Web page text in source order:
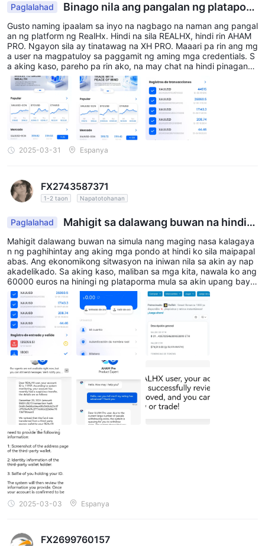
Paglalahad
Binago nila ang pangalan ng platapor
ma muli.
Gusto naming ipaalam sa inyo na nagbago na naman ang pangal
an ng platform ng RealHx. Hindi na sila REALHX, hindi rin AHAM
PRO. Ngayon sila ay tinatawag na XH PRO. Maaari pa rin ang mg
a user na magpatuloy sa paggamit ng aming mga credentials. S
a aking kaso, pareho pa rin ako, na may chat na hindi pinagana
at may mga pondo na naghihintay ng pag-withdraw. Patuloy nila
ng binabago ang mga account para sa pagpasok ng pera sa pla
tform tuwing 1 o 2 linggo. Tuwing binabago nila ito, ipinaaabot k
o sa mga pangunahing tahanan ng pagbili / pagbebenta ng cry
ptocurrency upang hindi sila payagang magpadala ng pera, dah
il patuloy pa rin silang nanloloko ng maraming tao at patuloy na
naglilipat ng malalaking halaga ng pera. Wala kaming balita mula
sa mga awtoridad, kaya inaakala ko na patuloy pa rin silang nag
-iimbestiga. Sa pagitan nito, mag-ingat sa pag-iinvest sa kanila.
2025-03-31 Espanya
FX2743587371
1-2 taon Napatotohanan
Paglalahad
Mahigit sa dalawang buwan na hindi
makakuhang mag-withdraw ng aking mga pondo.
Mahigit dalawang buwan na simula nang maging nasa kalagaya
n ng paghihintay ang aking mga pondo at hindi ko sila maipapal
abas. Ang ekonomikong sitwasyon na iniwan nila sa akin ay nap
akadelikado. Sa aking kaso, maliban sa mga kita, nawala ko ang
60000 euros na hiningi ng plataporma mula sa akin upang bayar
an ang mga buwis, bilang deposito sa platinum account upang
maipalabas ang malalaking halaga, at upang bayaran ang pagk
a-block ng account na sanhi ng pera na inutang ng taong nag-in
clude sa akin sa plataporma sa pamamagitan ng direktang pagd
edeposito nito sa plataporma.
2025-03-03 Espanya
FX2699760157